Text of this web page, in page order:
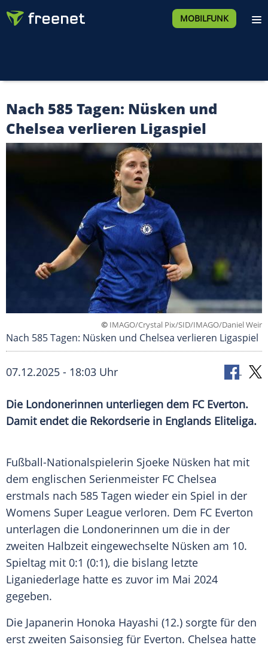
MOBILFUNK
Nach 585 Tagen: Nüsken und
Chelsea verlieren Ligaspiel
© IMAGO/Crystal Pix/SID/IMAGO/Daniel Weir
Nach 585 Tagen: Nüsken und Chelsea verlieren Ligaspiel
07.12.2025 - 18:03 Uhr
Die Londonerinnen unterliegen dem FC Everton.
Damit endet die Rekordserie in Englands Eliteliga.
Fußball-Nationalspielerin Sjoeke Nüsken hat mit
dem englischen Serienmeister FC Chelsea
erstmals nach 585 Tagen wieder ein Spiel in der
Womens Super League verloren. Dem FC Everton
unterlagen die Londonerinnen um die in der
zweiten Halbzeit eingewechselte Nüsken am 10.
Spieltag mit 0:1 (0:1), die bislang letzte
Liganiederlage hatte es zuvor im Mai 2024
gegeben.
Die Japanerin Honoka Hayashi (12.) sorgte für den
erst zweiten Saisonsieg für Everton. Chelsea hatte